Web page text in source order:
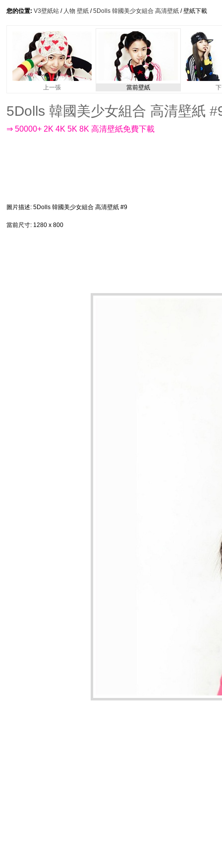
您的位置: V3壁紙站 / 人物 壁紙 /5Dolls 韓國美少女組合 高清壁紙 / 壁紙下載
上一張 當前壁紙
5Dolls 韓國美少女組合 高清壁紙
⇒ 50000+ 2K 4K 5K 8K 高清壁紙免費下載
圖片描述: 5Dolls 韓國美少女組合 高清壁紙 #9
當前尺寸: 1280 x 800